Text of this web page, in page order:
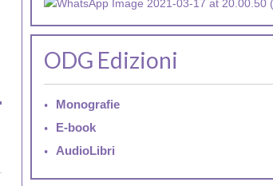
ODG Edizioni
Monografie
E-book
AudioLibri